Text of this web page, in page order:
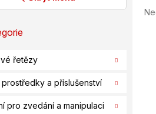
řetězy
prostředky a příslušenství
pro zvedání a manipulaci